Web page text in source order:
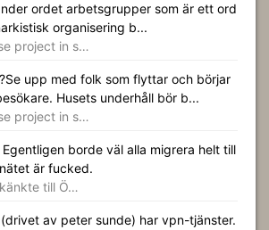
ordet arbetsgrupper som är ett ord
organisering b...
project in s…
upp med folk som flyttar och börjar
Husets underhåll bör b...
project in s…
borde väl alla migrera helt till
är fucked.
till Ö…
av peter sunde) har vpn-tjänster.